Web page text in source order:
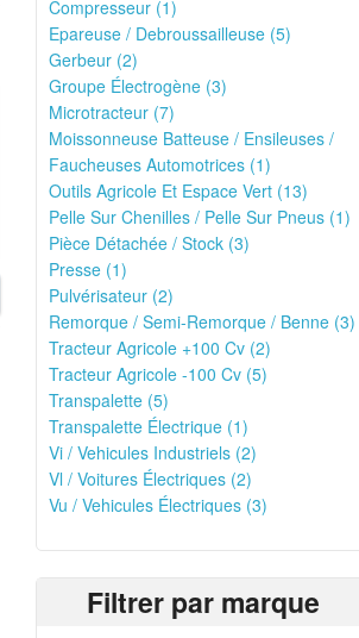
Compresseur (1)
Epareuse / Debroussailleuse (5)
Gerbeur (2)
Groupe Électrogène (3)
Microtracteur (7)
Moissonneuse Batteuse / Ensileuses /
Faucheuses Automotrices (1)
Outils Agricole Et Espace Vert (13)
Pelle Sur Chenilles / Pelle Sur Pneus (1)
Pièce Détachée / Stock (3)
Presse (1)
Pulvérisateur (2)
Remorque / Semi-Remorque / Benne (3)
Tracteur Agricole +100 Cv (2)
Tracteur Agricole -100 Cv (5)
Transpalette (5)
Transpalette Électrique (1)
Vi / Vehicules Industriels (2)
Vl / Voitures Électriques (2)
Vu / Vehicules Électriques (3)
Filtrer par marque